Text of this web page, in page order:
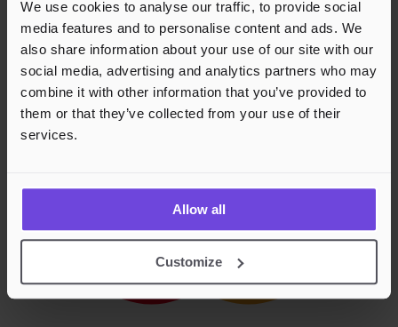
We use cookies to analyse our traffic, to provide social
media features and to personalise content and ads. We
also share information about your use of our site with our
social media, advertising and analytics partners who may
combine it with other information that you’ve provided to
them or that they’ve collected from your use of their
services.
Allow all
Customize